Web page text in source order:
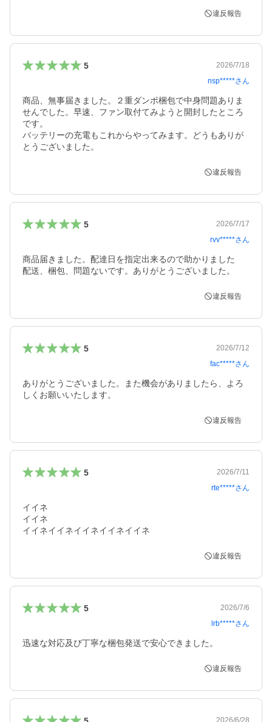
違反報告
5
2026/7/18
nsp*****さん
商品、無事届きました。２重ダンボ梱包で中身問題ありま
せんでした。早速、ファン取付てみようと開封したところ
です。
バッテリーの充電もこれからやってみます。どうもありが
とうございました。
違反報告
5
2026/7/17
rvv*****さん
商品届きました。配達日を指定出来るので助かりました
配送、梱包、問題ないです。ありがとうございました。
違反報告
5
2026/7/12
fac*****さん
ありがとうございました。また機会がありましたら、よろ
しくお願いいたします。
違反報告
5
2026/7/11
rte*****さん
イイネ
イイネ
イイネイイネイイネイイネイイネ
違反報告
5
2026/7/6
lrb*****さん
迅速な対応及び丁寧な梱包発送で安心できました。
違反報告
2026/6/28